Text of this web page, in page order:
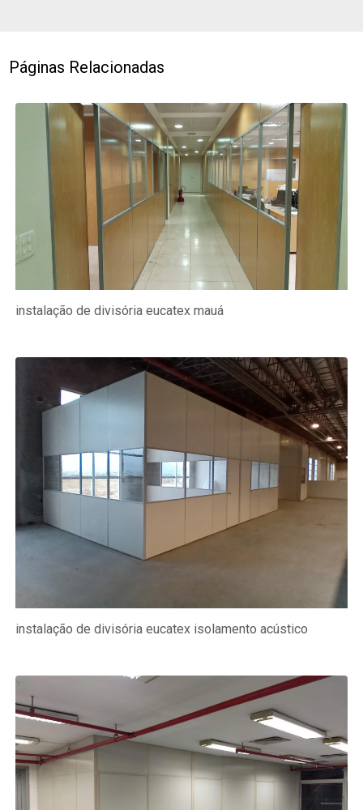
Páginas Relacionadas
instalação de divisória eucatex mauá
instalação de divisória eucatex isolamento acústico